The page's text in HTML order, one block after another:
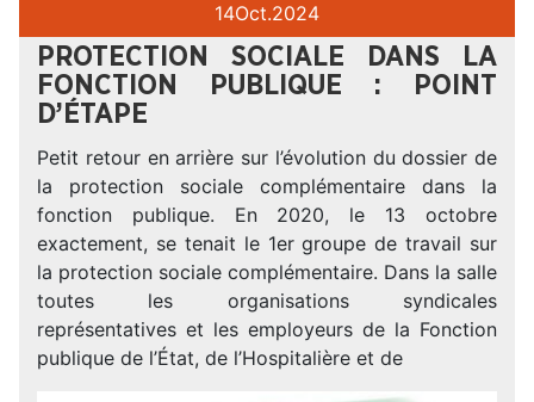
14Oct.2024
PROTECTION SOCIALE DANS LA
FONCTION PUBLIQUE : POINT
D’ÉTAPE
Petit retour en arrière sur l’évolution du dossier de
la protection sociale complémentaire dans la
fonction publique. En 2020, le 13 octobre
exactement, se tenait le 1er groupe de travail sur
la protection sociale complémentaire. Dans la salle
toutes les organisations syndicales
représentatives et les employeurs de la Fonction
publique de l’État, de l’Hospitalière et de